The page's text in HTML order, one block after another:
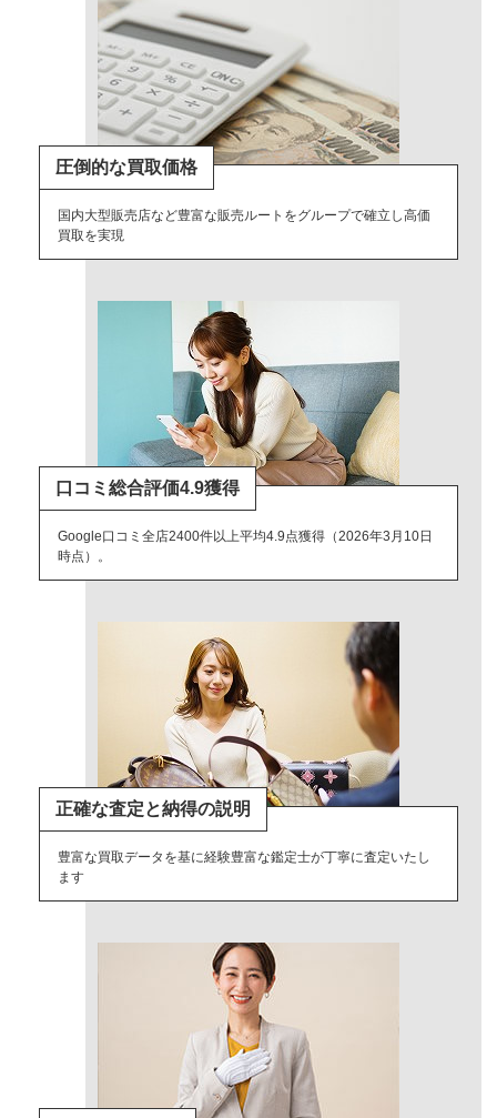
圧倒的な買取価格
国内大型販売店など豊富な販売ルートをグループで確立し高価
買取を実現
口コミ総合評価4.9獲得
Google口コミ全店2400件以上平均4.9点獲得（2026年3月10日
時点）。
正確な査定と納得の説明
豊富な買取データを基に経験豊富な鑑定士が丁寧に査定いたし
ます